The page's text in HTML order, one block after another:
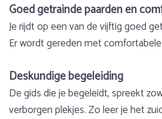
Goed getrainde paarden en
Je rijdt op een van de vijftig goed
Er wordt gereden met
Deskundige begeleiding
De gids die je begeleidt, spreekt
verborgen plekjes. Zo leer je het